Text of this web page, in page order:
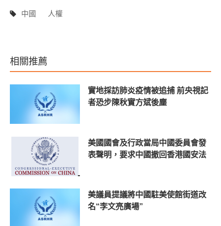
中國 人權
相關推薦
實地採訪肺炎疫情被追捕 前央視記
者恐步陳秋實方斌後塵
美國國會及行政當局中國委員會發
表聲明，要求中國撤回香港國安法
美議員提議將中國駐美使館街道改
名“李文亮廣場”